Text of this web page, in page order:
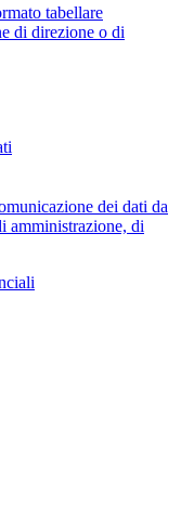
tabellare
di direzione o di
dei dati da
amministrazione, di